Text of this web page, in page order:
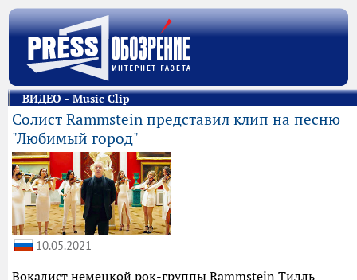
ВИДЕО - Music Clip
Солист Rammstein представил клип на песню
"Любимый город"
10.05.2021
Вокалист немецкой рок-группы Rammstein Тилль